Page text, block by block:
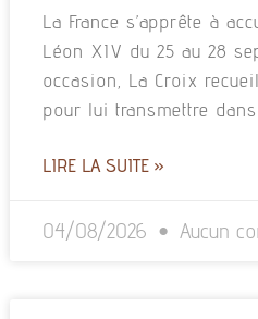
La France s’apprête à
Léon XIV du 25 au 28
occasion, La Croix
pour lui transmettre
LIRE LA SUITE »
04/08/2026 Aucun